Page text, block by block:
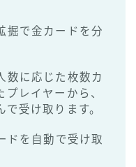
掘で金カードを分
数に応じた枚数カ
レイヤーから、
受け取ります。
ドを自動で受け取